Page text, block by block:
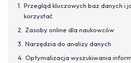
Przegląd kluczowych baz danych i
korzystać
Zasoby online dla naukowców
Narzędzia do analizy danych
Optymalizacja wyszukiwania